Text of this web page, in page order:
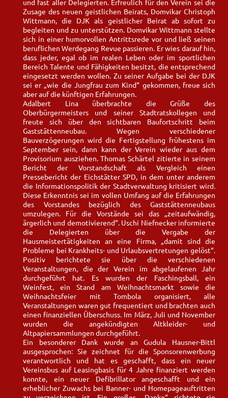
und fast aller Delegierten. Erfreulich für den Verein sei die
Zusage des neuen geistlichen Beirats, Domvikar Christoph
Wittmann, die DJK als geistlicher Beirat ab sofort zu
begleiten und zu unterstützen. Domvikar Wittmann stellte
sich in einer humorvollen Antrittsrede vor und ließ seinen
beruflichen Werdegang Revue passieren. Er wies darauf hin,
dass jeder, egal ob im realen Leben oder im sportlichen
Bereich Talente und Fähigkeiten besitzt, die entsprechend
eingesetzt werden wollen. Zu seiner Aufgabe bei der DJK
sei er „wie die Jungfrau zum Kind“ gekommen, freue sich
aber auf die künftigen Erfahrungen.
Adalbert Lina überbrachte die Grüße des
Oberbürgermeisters und seiner Stadtratskollegen und
freute sich über den sichtbaren Baufortschritt beim
Gaststättenneubau. Wegen verschiedener
Bauverzögerungen wird die Fertigstellung frühestens im
September sein, dann kann der Verein wieder aus dem
Provisorium ausziehen. Thomas Schärtel zitierte in seinem
Bericht der Vorstandschaft als Vergleich einen
Pressebericht der Eichstätter SPD, in dem unter anderem
die Informationspolitik der Stadtverwaltung kritisiert wird.
Diese Erkenntnis sei im vollen Umfang auf die Erfahrungen
des Vorstandes bezüglich des Gaststättenneubaus
umzulegen. Für die Vorstände sei das „zeitaufwändig,
ärgerlich und demotivierend“. Uschi Niefnecker informierte
die Delegierten über die Vergabe der
Hausmeistertätigkeiten an eine Firma, „damit sind die
Probleme bei Krankheits- und Urlaubsvertretungen gelöst“.
Positiv berichtete sie über die verschiedenen
Veranstaltungen, die der Verein im abgelaufenen Jahr
durchgeführt hat. Es wurden der Faschingsball, ein
Weinfest, ein Stand am Weihnachtsmarkt sowie die
Weihnachtsfeier mit Tombola organisiert, alle
Veranstaltungen waren gut frequentiert und brachten auch
einen finanziellen Überschuss. Im März, Juli und November
wurden die angekündigten Altkleider- und
Altpapiersammlungen durchgeführt.
Ein besonderer Dank wurde an Gudula Hausner-Bittl
ausgesprochen: Sie zeichnet für die Sponsorenwerbung
verantwortlich und hat es geschafft, dass ein neuer
Vereinsbus auf Leasingbasis für 4 Jahre finanziert werden
konnte, ein neuer Defibrillator angeschafft und ein
erheblicher Zuwachs bei Banner- und Homepageauftritten